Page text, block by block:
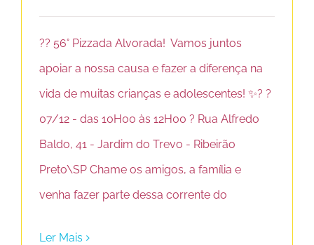
?? 56° Pizzada Alvorada! Vamos juntos
apoiar a nossa causa e fazer a diferença na
vida de muitas crianças e adolescentes! ✨? ?
07/12 - das 10H00 às 12H00 ? Rua Alfredo
Baldo, 41 - Jardim do Trevo - Ribeirão
Preto\SP Chame os amigos, a família e
venha fazer parte dessa corrente do
Ler Mais